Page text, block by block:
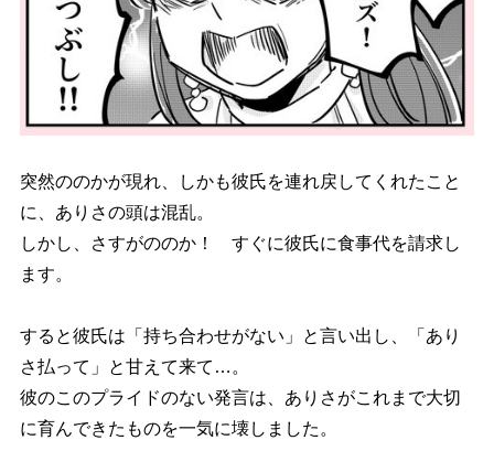
突然ののかが現れ、しかも彼氏を連れ戻してくれたこと
に、ありさの頭は混乱。
しかし、さすがののか！ すぐに彼氏に食事代を請求し
ます。
すると彼氏は「持ち合わせがない」と言い出し、「あり
さ払って」と甘えて来て…。
彼のこのプライドのない発言は、ありさがこれまで大切
に育んできたものを一気に壊しました。